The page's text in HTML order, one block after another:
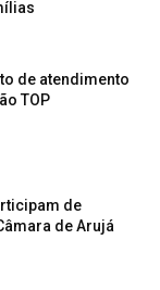
de atendimento
TOP
de
de Arujá